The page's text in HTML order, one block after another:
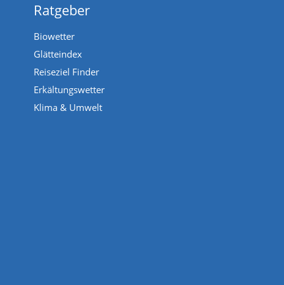
Ratgeber
Biowetter
Glätteindex
Reiseziel Finder
Erkältungswetter
Klima & Umwelt